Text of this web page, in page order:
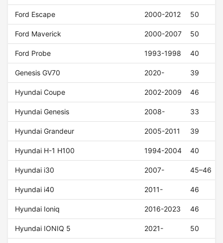
Ford Escape 2000-2012 50
Ford Maverick 2000-2007 50
Ford Probe 1993-1998 40
Genesis GV70 2020- 39
Hyundai Coupe 2002-2009 46
Hyundai Genesis 2008- 33
Hyundai Grandeur 2005-2011 39
Hyundai H-1 H100 1994-2004 40
Hyundai i30 2007- 45–46
Hyundai i40 2011- 46
Hyundai Ioniq 2016-2023 46
Hyundai IONIQ 5 2021- 50